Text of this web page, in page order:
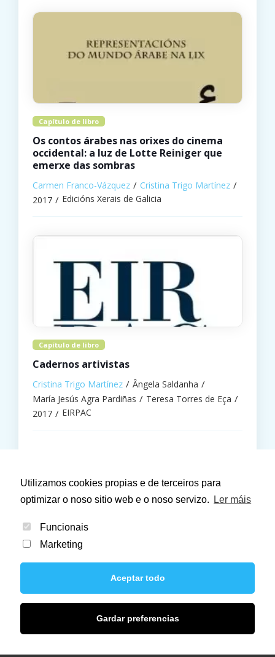
Capítulo de libro
Os contos árabes nas orixes do cinema
occidental: a luz de Lotte Reiniger que
emerxe das sombras
Carmen Franco-Vázquez
Cristina Trigo Martínez
2017
Edicións Xerais de Galicia
Capítulo de libro
Cadernos artivistas
Cristina Trigo Martínez
Ângela Saldanha
María Jesús Agra Pardiñas
Teresa Torres de Eça
2017
EIRPAC
Política de privacidade Política de cookies
Utilizamos cookies propias e de terceiros para
optimizar o noso sitio web e o noso servizo.
Ler máis
Funcionais
Marketing
Aceptar todo
Gardar preferencias